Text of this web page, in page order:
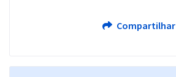
Compartilhar